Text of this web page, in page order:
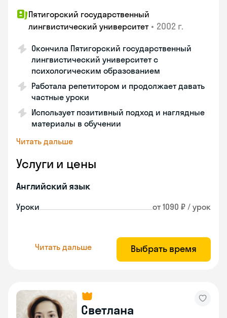
Пятигорский государственный
лингвистический университет • 2002 г.
Окончила Пятигорский государственный
лингвистический университет с
психологическим образованием
Работала репетитором и продолжает давать
частные уроки
Использует позитивный подход и наглядные
материалы в обучении
Читать дальше
Услуги и цены
Английский язык
Уроки от 1090 ₽ / урок
Читать дальше Выбрать время
Светлана